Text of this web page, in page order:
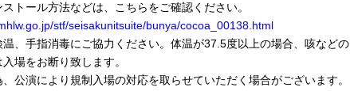
トール方法などは、こちらをご確認ください。
stf/seisakunitsuite/bunya/cocoa_00138.html
、手指消毒にご協力ください。体温が37.5度以上の場合、咳などの
場をお断り致します。
公演により規制入場の対応を取らせていただく場合がございます。